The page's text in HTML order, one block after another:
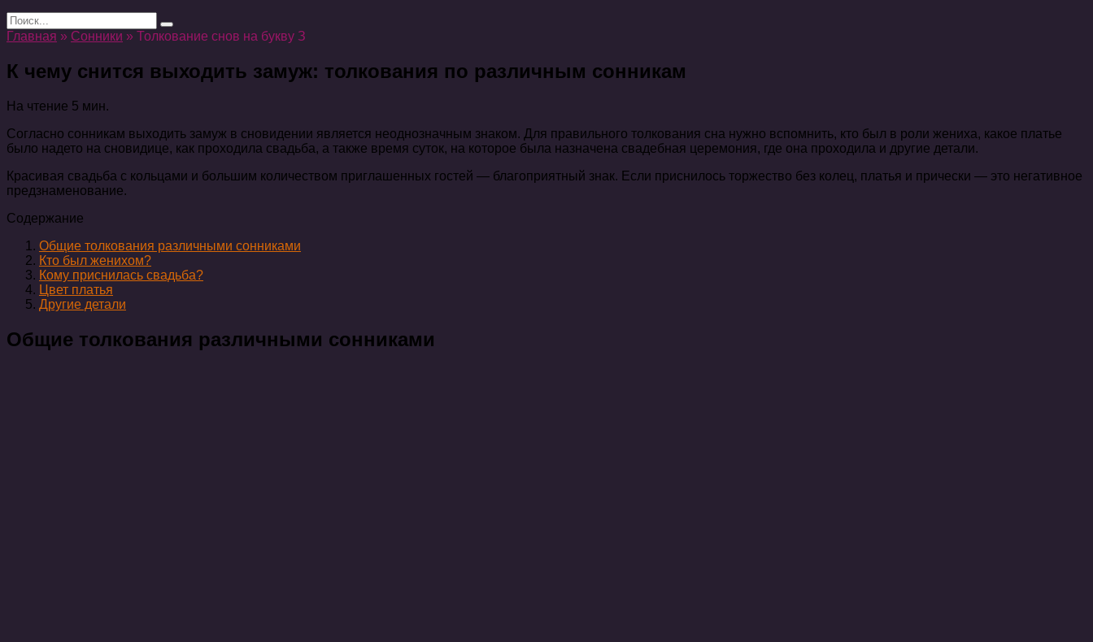
Search
for:
Главная » Сонники » Толкование снов на букву З
К чему снится выходить замуж: толкования по различным сонникам
На чтение 5 мин.
Согласно сонникам выходить замуж в сновидении является неоднозначным знаком. Для правильного толкования сна нужно вспомнить, кто был в роли жениха, какое платье
было надето на сновидице, как проходила свадьба, а также время суток, на которое была назначена свадебная церемония, где она проходила и другие детали.
Красивая свадьба с кольцами и большим количеством приглашенных гостей — благоприятный знак. Если приснилось торжество без колец, платья и прически — это негативное
предзнаменование.
Содержание
Общие толкования различными сонниками
Кто был женихом?
Кому приснилась свадьба?
Цвет платья
Другие детали
Общие толкования различными сонниками